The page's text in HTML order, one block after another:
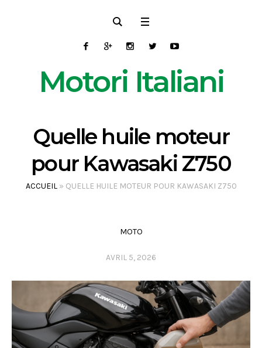
Motori Italiani
Quelle huile moteur
pour Kawasaki Z750
ACCUEIL» QUELLE HUILE MOTEUR POUR KAWASAKI Z750
MOTO
AVRIL 5, 2026